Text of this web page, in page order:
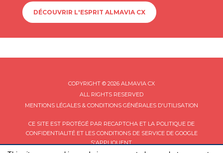
DÉCOUVRIR L'ESPRIT ALMAVIA CX
COPYRIGHT © 2026 ALMAVIA CX
ALL RIGHTS RESERVED
MENTIONS LÉGALES & CONDITIONS GÉNÉRALES D'UTILISATION
CE SITE EST PROTÉGÉ PAR RECAPTCHA ET LA POLITIQUE DE
CONFIDENTIALITÉET LES CONDITIONS DE SERVICEDE GOOGLE
S'APPLIQUENT.